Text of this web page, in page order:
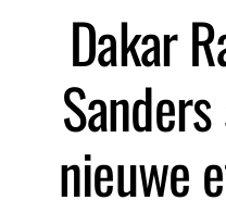
Dakar
nieuwe